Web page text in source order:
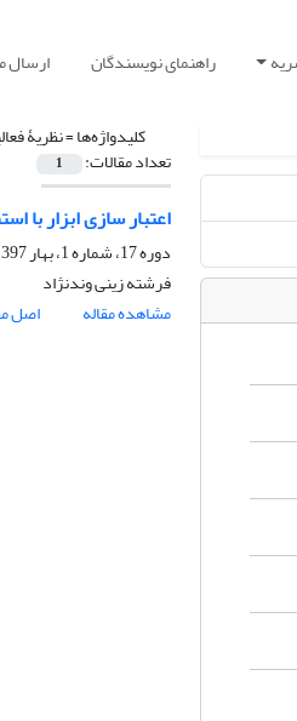
راهنمای نویسندگان ارسال
کلیدواژه‌ها =نظریۀ
تعداد مقالات: 1
اعتبار سازی ابزار
دوره 17، شماره 1، بهار 1397، صفحه
فرشته زینی وندنژاد
مشاهده مقاله
اصل